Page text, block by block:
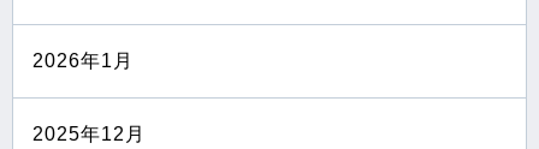
2026年1月
2025年12月